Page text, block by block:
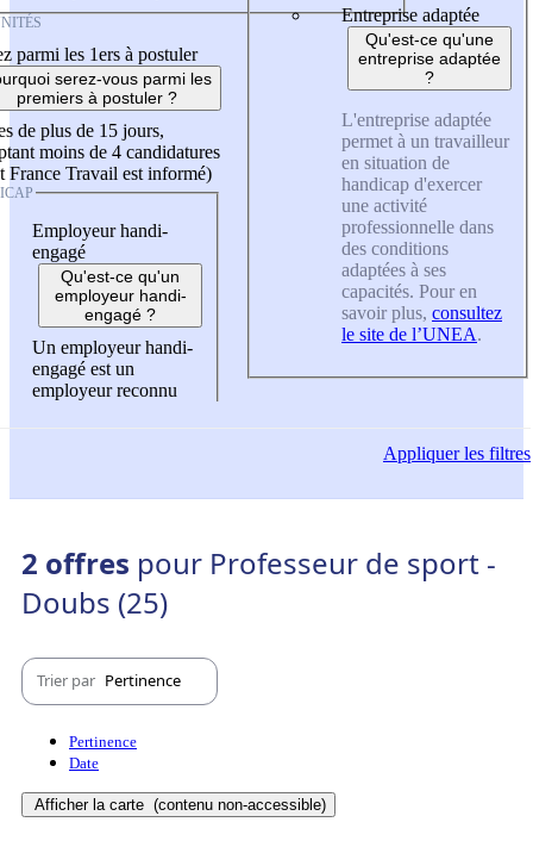
parmi les 1ers à postuler
serez-vous parmi les
premiers à postuler ?
de plus de 15 jours,
moins de 4 candidatures
France Travail est informé)
Employeur handi-
engagé
Qu'est-ce qu'un
employeur handi-
engagé ?
Un employeur handi-
engagé est un
employeur reconnu
Entreprise adaptée
Qu'est-ce qu'une
entreprise adaptée
?
L'entreprise adaptée
permet à un travailleur
en situation de
handicap d'exercer
une activité
professionnelle dans
des conditions
adaptées à ses
capacités. Pour en
savoir plus, consultez
le site de l’UNEA.
Appliquerles filtres
2 offres pour Professeur de sport -
Doubs (25)
Trier par Pertinence
Pertinence
Date
Afficher la carte (contenu non-accessible)